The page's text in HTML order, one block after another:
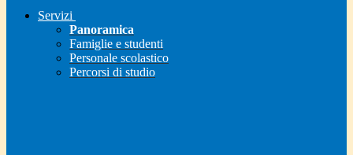
Servizi
Panoramica
Famiglie e studenti
Personale scolastico
Percorsi di studio